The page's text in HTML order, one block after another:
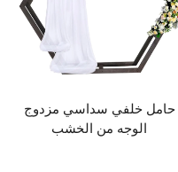
حامل خلفي سداسي مزدوج
الوجه من الخشب